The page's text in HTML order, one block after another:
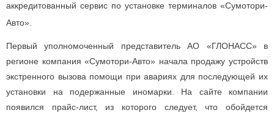
аккредитованный сервис по установке терминалов «Сумотори-
Авто».
Первый уполномоченный представитель АО «ГЛОНАСС» в
регионе компания «Сумотори-Авто» начала продажу устройств
экстренного вызова помощи при авариях для последующей их
установки на подержанные иномарки. На сайте компании
появился прайс-лист, из которого следует, что обойдется